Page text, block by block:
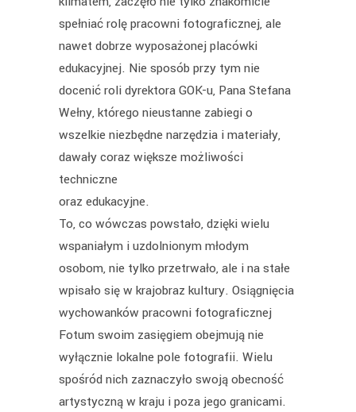
spełniać rolę pracowni fotograficznej, ale
nawet dobrze wyposażonej placówki
edukacyjnej. Nie sposób przy tym nie
docenić roli dyrektora GOK-u, Pana Stefana
Wełny, którego nieustanne zabiegi o
wszelkie niezbędne narzędzia i materiały,
dawały coraz większe możliwości
techniczne
oraz edukacyjne.
To, co wówczas powstało, dzięki wielu
wspaniałym i uzdolnionym młodym
osobom, nie tylko przetrwało, ale i na stałe
wpisało się w krajobraz kultury. Osiągnięcia
wychowanków pracowni fotograficznej
Fotum swoim zasięgiem obejmują nie
wyłącznie lokalne pole fotografii. Wielu
spośród nich zaznaczyło swoją obecność
artystyczną w kraju i poza jego granicami.